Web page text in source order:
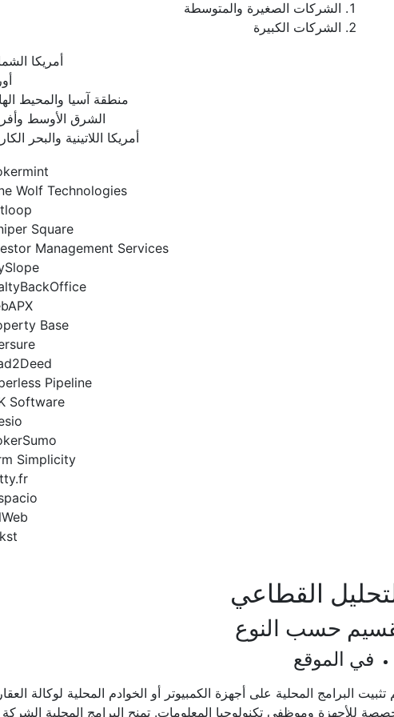
الشركات الصغيرة والمتوسطة
الشركات الكبيرة
أمريكا
منطقة آسيا والمحيط
الشرق الأوسط
أمريكا اللاتينية والبحر
Wolf Technologies
Square
Management Services
Base
Pipeline
Software
Simplicity
القطاعي
حسب النوع
في الموقع
تثبيت البرامج المحلية على أجهزة الكمبيوتر أو الخوادم المحلية لوكالة
للأجهزة وموظفي تكنولوجيا المعلومات. تمنح البرامج المحلية الشركة